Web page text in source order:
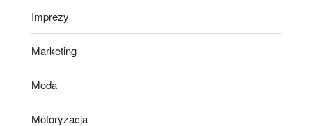
Imprezy
Marketing
Moda
Motoryzacja